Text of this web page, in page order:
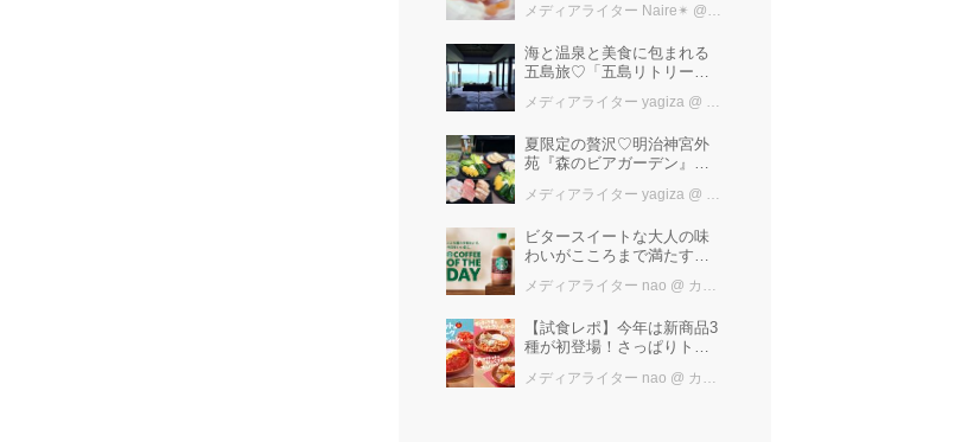
メディアライター Naire✴︎ @ カワコレメディア編集部
海と温泉と美食に包まれる
五島旅♡「五島リトリート
極上ご褒美ステイ
メディアライター yagiza @ カワコレメディア編集部
夏限定の贅沢♡明治神宮外
苑『森のビアガーデン』で
め」を堪能しよう
メディアライター yagiza @ カワコレメディア編集部
ビタースイートな大人の味
わいがこころまで満たす
COFFEE OF THE DAY カフ
メディアライター nao @ カワコレメディア編集部
【試食レポ】今年は新商品3
種が初登場！さっぱりトマ
びっくりドンキーの「トマ
メディアライター nao @ カワコレメディア編集部